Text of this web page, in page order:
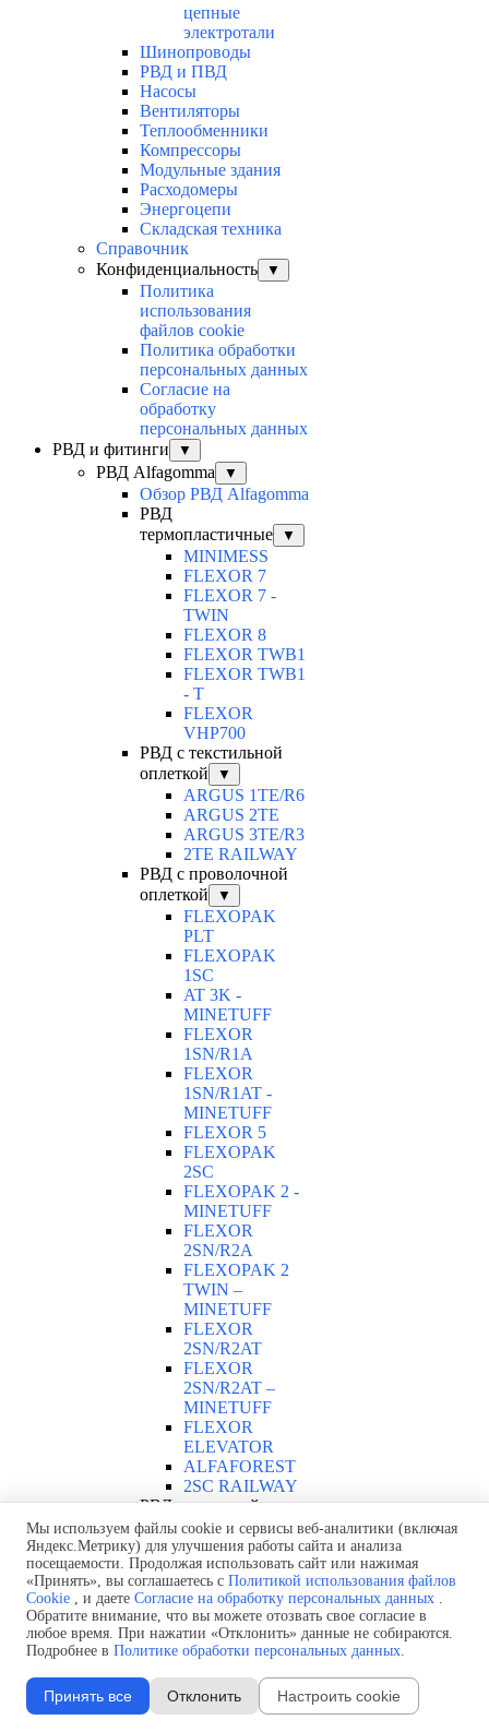
цепные
электротали
Шинопроводы
РВД и ПВД
Насосы
Вентиляторы
Теплообменники
Компрессоры
Модульные здания
Расходомеры
Энергоцепи
Складская техника
Справочник
Конфиденциальность
▼
Политика
использования
файлов cookie
Политика обработки
персональных данных
Согласие на
обработку
персональных данных
РВД и фитинги
▼
РВД Alfagomma ▼
Обзор РВД Alfagomma
РВД
термопластичные
▼
MINIMESS
FLEXOR 7
FLEXOR 7 -
TWIN
FLEXOR 8
FLEXOR TWB1
FLEXOR TWB1
- T
FLEXOR
VHP700
РВД с текстильной
оплеткой
▼
ARGUS 1TE/R6
ARGUS 2TЕ
ARGUS 3TE/R3
2TE RAILWAY
РВД с проволочной
оплеткой
▼
FLEXOPAK
PLT
FLEXOPAK
1SС
AT 3K -
MINETUFF
FLEXOR
1SN/R1A
FLEXOR
1SN/R1AT -
MINETUFF
FLEXOR 5
FLEXOPAK
2SС
FLEXOPAK 2 -
MINETUFF
FLEXOR
2SN/R2A
FLEXOPAK 2
TWIN –
MINETUFF
FLEXOR
2SN/R2AT
FLEXOR
2SN/R2AT –
MINETUFF
FLEXOR
ELEVATOR
ALFAFOREST
2SC RAILWAY
РВД с навивкой
проволокой
▼
AT 7K –
MINETUFF
BOP - FIRESA
FE 5000
РВД со спиральной
навивкой
ALFABIOTECH
Мы используем файлы cookie и сервисы веб-аналитики (включая
Яндекс.Метрику) для улучшения работы сайта и анализа
посещаемости. Продолжая использовать сайт или нажимая
«Принять», вы соглашаетесь с Политикой использования файлов
Cookie , и даете Согласие на обработку персональных данных .
Обратите внимание, что вы можете отозвать свое согласие в
любое время. При нажатии «Отклонить» данные не собираются.
Подробнее в Политике обработки персональных данных.
Принять все Отклонить Настроить cookie